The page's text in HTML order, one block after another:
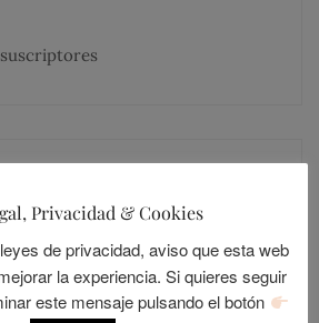
MÁS LEÍDOS
LOLALANDIA
Sevilla, una ciudad cerrada
Privacidad & Cookies
de privacidad, aviso que esta web
la experiencia. Si quieres seguir
este mensaje pulsando el botón